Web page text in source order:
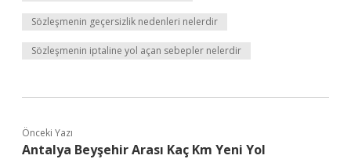
Sözleşmenin geçersizlik nedenleri nelerdir
Sözleşmenin iptaline yol açan sebepler nelerdir
Önceki Yazı
Antalya Beyşehir Arası Kaç Km Yeni Yol